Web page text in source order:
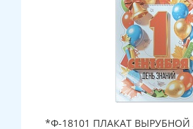
*Ф-18101 ПЛАКАТ ВЫРУБНОЙ